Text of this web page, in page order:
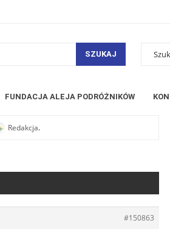
SZUKAJ
FUNDACJA ALEJA PODRÓŻNIKÓW
Redakcja.
#150863